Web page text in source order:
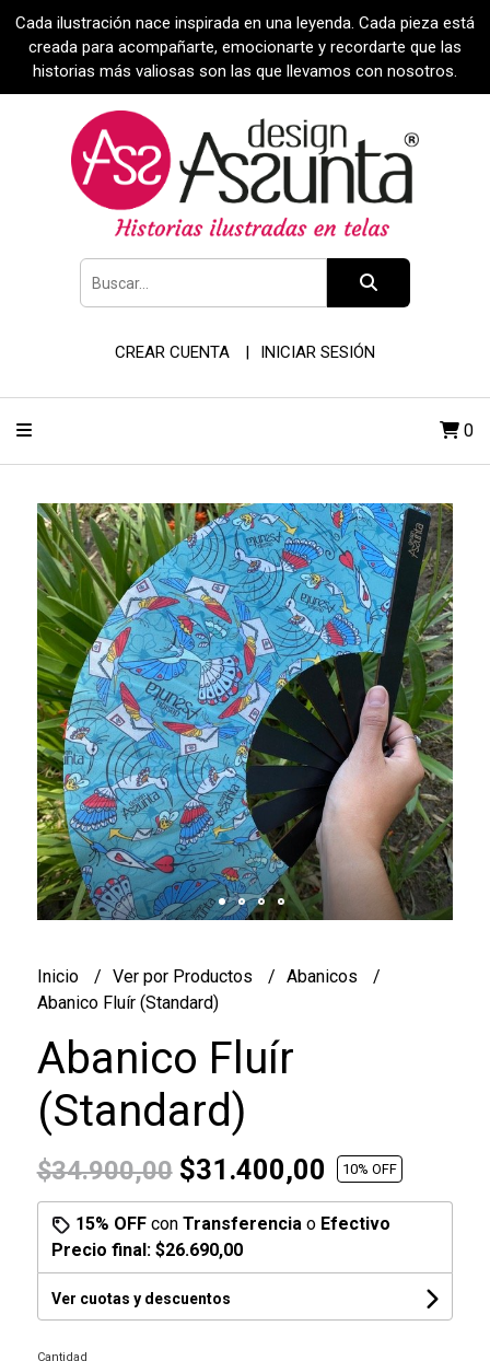
Cada ilustración nace inspirada en una leyenda. Cada pieza está
creada para acompañarte, emocionarte y recordarte que las
historias más valiosas son las que llevamos con nosotros.
CREAR CUENTA INICIAR SESIÓN
0
Inicio Ver por Productos
Abanicos
Abanico Fluír (Standard)
Abanico Fluír
(Standard)
$34.900,00$31.400,00 10% OFF
15% OFFcon Transferencia o Efectivo
Precio final: $26.690,00
Ver cuotas y descuentos
Cantidad